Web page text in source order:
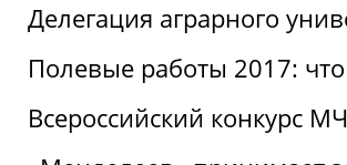
Делегация аграрного
Полевые работы 2017:
Всероссийский конкурс